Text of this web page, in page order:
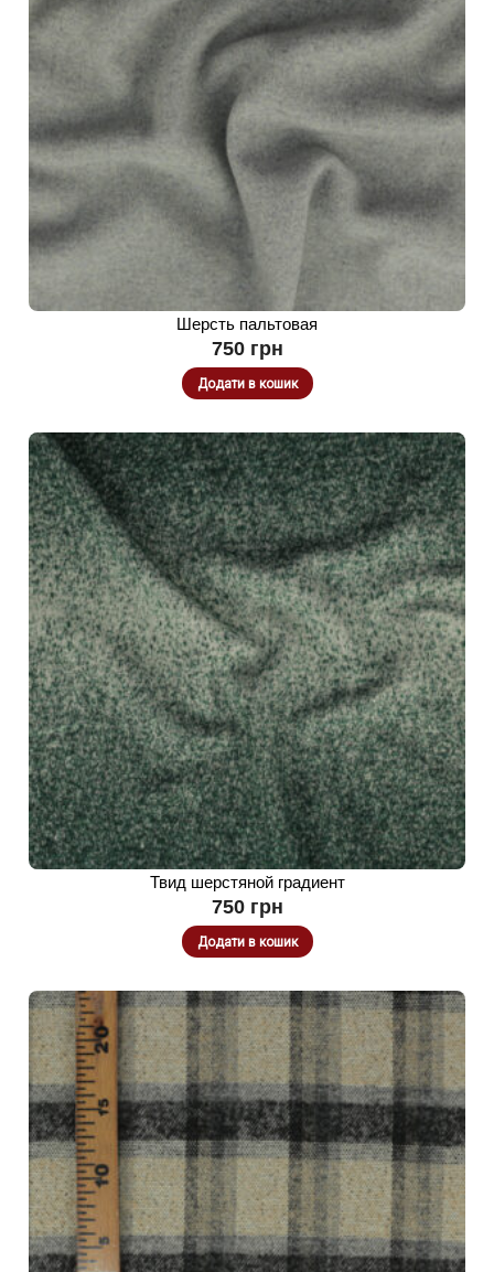
Шерсть пальтовая
750 грн
Додати в кошик
Твид шерстяной градиент
750 грн
Додати в кошик